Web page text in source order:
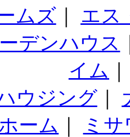
ムズ｜ エス
デンハウス
イム
ウジング｜
ーム ミ